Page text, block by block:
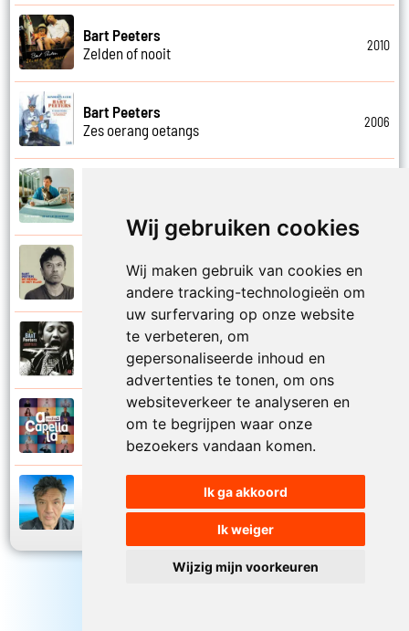
Wij gebruiken cookies
Wij maken gebruik van cookies en
andere tracking-technologieën om
uw surfervaring op onze website
te verbeteren, om
gepersonaliseerde inhoud en
advertenties te tonen, om ons
websiteverkeer te analyseren en
om te begrijpen waar onze
bezoekers vandaan komen.
Ik ga akkoord
Ik weiger
Wijzig mijn voorkeuren
Bart Peeters
Zelden of nooit
2010
Bart Peeters
Zes oerang oetangs
2006
Bart Peeters
Zo van die zomerdagen
Bart Peeters
Zonder woorden
Bart Peeters en Impact Vocals
Zwemmen in de zee
Zwemmen in de zee
2024